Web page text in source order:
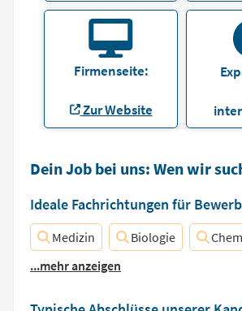
Firmenseite:
Zur Website
Dein Job bei uns: Wen wir
Ideale Fachrichtungen für
Medizin Biologie
...mehr anzeigen